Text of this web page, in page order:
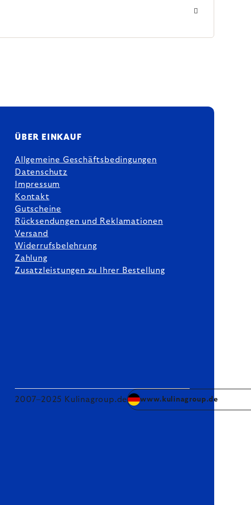
ÜBER EINKAUF
Allgemeine Geschäftsbedingungen
Datenschutz
Impressum
Kontakt
Gutscheine
Rücksendungen und Reklamationen
Versand
Widerrufsbelehrung
Zahlung
Zusatzleistungen zu Ihrer Bestellung
2007–2025 Kulinagroup.de www.kulinagroup.de